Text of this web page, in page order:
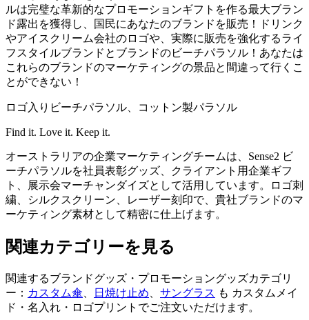
ルは完璧な革新的なプロモーションギフトを作る最大ブラン
ド露出を獲得し、国民にあなたのブランドを販売！ドリンク
やアイスクリーム会社のロゴや、実際に販売を強化するライ
フスタイルブランドとブランドのビーチパラソル！あなたは
これらのブランドのマーケティングの景品と間違って行くこ
とができない！
ロゴ入りビーチパラソル、コットン製パラソル
Find it. Love it. Keep it.
オーストラリアの企業マーケティングチームは、Sense2 ビ
ーチパラソルを社員表彰グッズ、クライアント用企業ギフ
ト、展示会マーチャンダイズとして活用しています。ロゴ刺
繍、シルクスクリーン、レーザー刻印で、貴社ブランドのマ
ーケティング素材として精密に仕上げます。
関連カテゴリーを見る
関連するブランドグッズ・プロモーショングッズカテゴリ
ー： カスタム傘 日焼け止め サングラス も カスタムメイ
ド・名入れ・ロゴプリントでご注文いただけます。